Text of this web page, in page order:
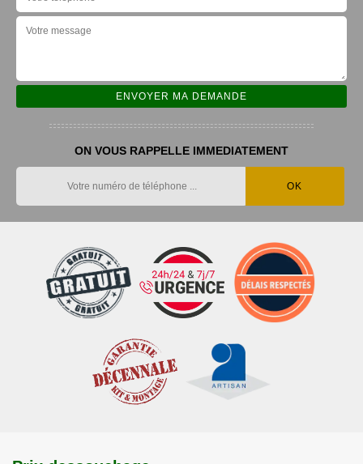
ON VOUS RAPPELLE IMMEDIATEMENT